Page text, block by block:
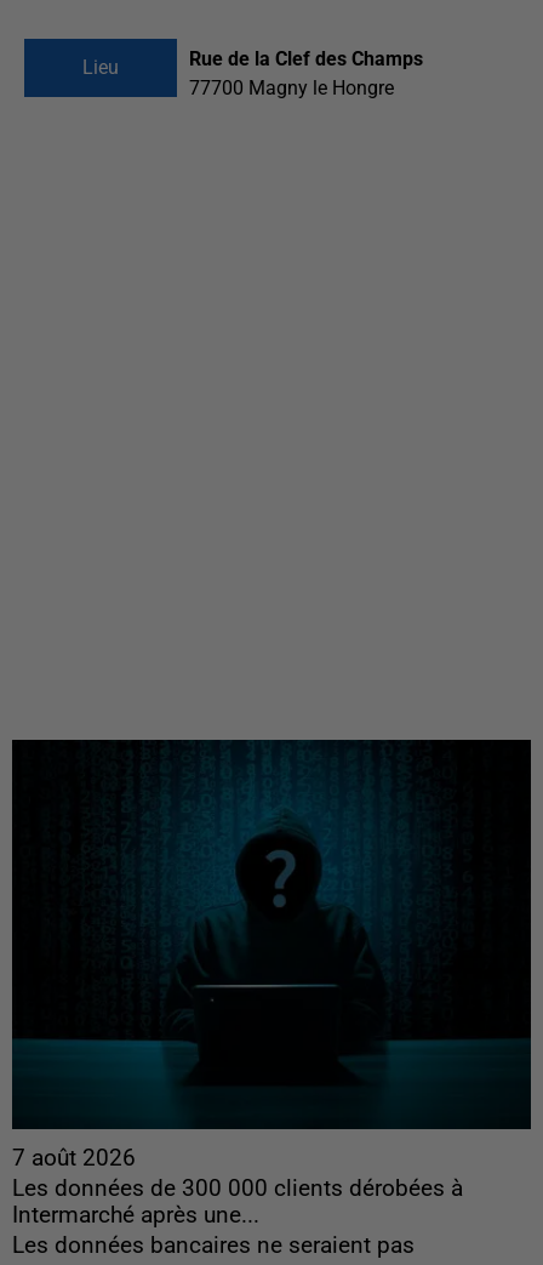
Lieu
Rue de la Clef des Champs
77700 Magny le Hongre
7 août 2026
Les données de 300 000 clients dérobées à
Intermarché après une...
Les données bancaires ne seraient pas